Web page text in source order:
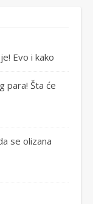
Evo i kako
para! Šta će
se olizana